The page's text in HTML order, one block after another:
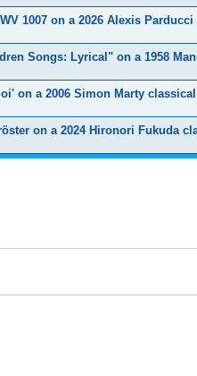
1007 on a 2026 Alexis
Songs: Lyrical" on a 1958
on a 2006 Simon Marty
on a 2024 Hironori Fukuda